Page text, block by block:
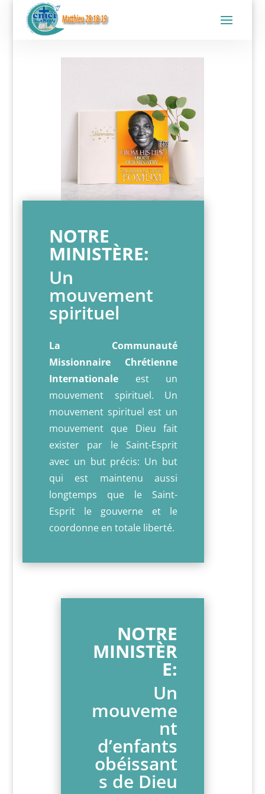
NOTRE
MINISTÈRE:
Un
mouvement
spirituel
La Communauté
Missionnaire Chrétienne
Internationale est un
mouvement spirituel. Un
mouvement spirituel est un
mouvement que Dieu fait
exister par le Saint-Esprit
avec un but précis: Un but
qui est maintenu aussi
longtemps que le Saint-
Esprit le gouverne et le
coordonne en totale liberté.
NOTRE
MINISTÈR
E:
Un
mouveme
nt
d’enfants
obéissant
s de Dieu